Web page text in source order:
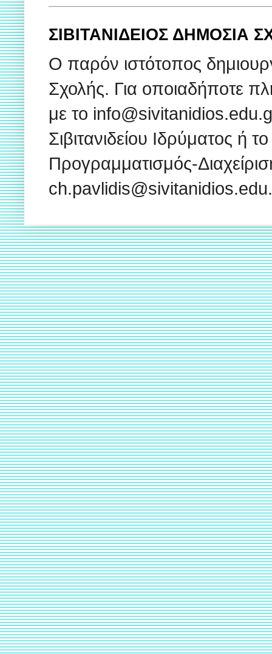
ΣΙΒΙΤΑΝΙΔΕΙΟΣ
Ο παρόν ιστότοπος
Σχολής. Για οποιαδήποτε
με το
Σιβιτανιδείου Ιδρύματος ή
Προγραμματισμός-